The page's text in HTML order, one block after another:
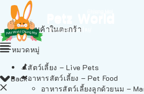
ไม่มีสินค้าในตะกร้า
Back
หมวดหมู่
สัตว์เลี้ยง – Live Pets
อาหารสัตว์เลี้ยง – Pet Food
อาหารสัตว์เลี้ยงลูกด้วยนม –